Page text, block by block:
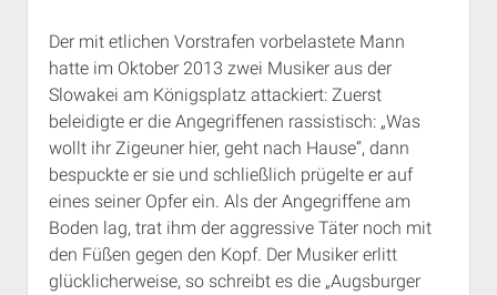
Antifaschistische Termine in München
Rechte Termine im Süden
Rechte Termine München
Das Archiv
open
dropdown
menu
a.i.d.a. e. V. unterstützen
Über a.i.d.a.
RSS-Feeds, Twitter & Facebook
Bibliothek
Kontakt & PGP-Key
Impressum
Der mit etlichen Vorstrafen vorbelastete Mann
hatte im Oktober 2013 zwei Musiker aus der
Slowakei am Königsplatz attackiert: Zuerst
beleidigte er die Angegriffenen rassistisch: „Was
wollt ihr Zigeuner hier, geht nach Hause“, dann
bespuckte er sie und schließlich prügelte er auf
eines seiner Opfer ein. Als der Angegriffene am
Boden lag, trat ihm der aggressive Täter noch mit
den Füßen gegen den Kopf. Der Musiker erlitt
glücklicherweise, so schreibt es die „Augsburger